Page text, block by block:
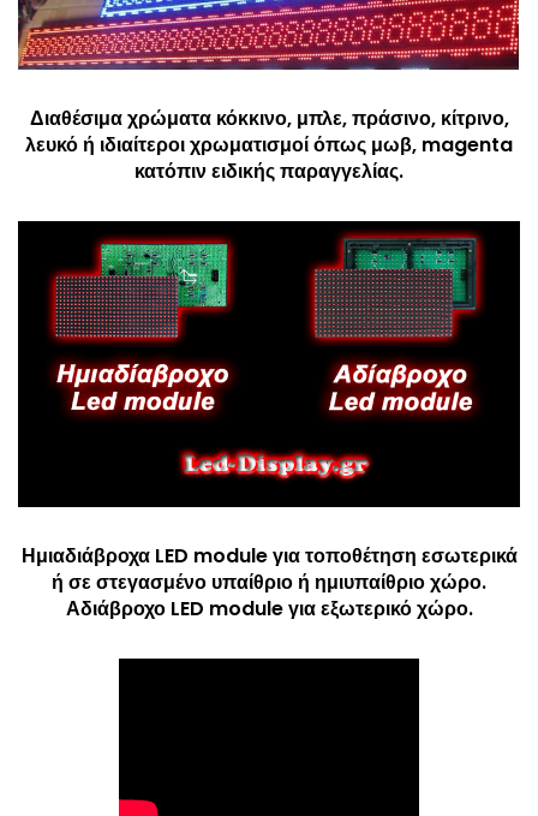
Διαθέσιμα χρώματα κόκκινο, μπλε, πράσινο, κίτρινο,
λευκό ή ιδιαίτεροι χρωματισμοί όπως μωβ, magenta
κατόπιν ειδικής παραγγελίας.
Ημιαδιάβροχα LED module για τοποθέτηση εσωτερικά
ή σε στεγασμένο υπαίθριο ή ημιυπαίθριο χώρο.
Αδιάβροχο LED module για εξωτερικό χώρο.